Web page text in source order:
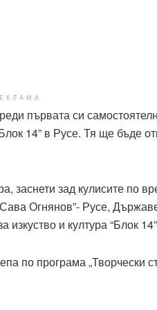
първата си
14” в Русе. Тя ще бъде
заснети зад кулисите по
Огнянов”- Русе,
и култура “Блок
по програма „Творчески